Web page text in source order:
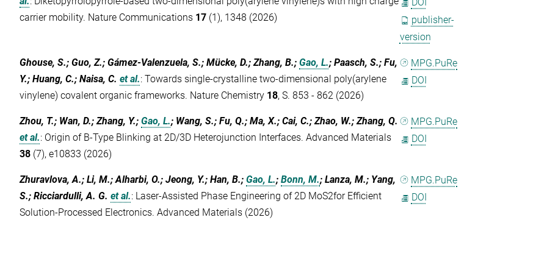
carrier mobility. Nature Communications 17 (1), 1348 (2026)
DOI
publisher-
version
Ghouse, S.; Guo, Z.; Gámez-Valenzuela, S.; Mücke, D.; Zhang, B.;Gao, L.; Paasch, S.; Fu,
Y.; Huang, C.; Naisa, C. et al.:Towards single-crystalline two-dimensional poly(arylene
vinylene) covalent organic frameworks. Nature Chemistry 18, S. 853 - 862 (2026)
MPG.PuRe
DOI
Zhou, T.; Wan, D.; Zhang, Y.;Gao, L.; Wang, S.; Fu, Q.; Ma, X.; Cai, C.; Zhao, W.; Zhang, Q.
et al.: Origin of B‐Type Blinking at 2D/3D Heterojunction Interfaces. Advanced Materials
38 (7), e10833 (2026)
MPG.PuRe
DOI
Zhuravlova, A.; Li, M.; Alharbi, O.; Jeong, Y.; Han, B.;Gao, L.;Bonn, M.; Lanza, M.; Yang,
S.; Ricciardulli, A. G. et al.: Laser‐Assisted Phase Engineering of 2D MoS2for Efficient
Solution‐Processed Electronics. Advanced Materials (2026)
MPG.PuRe
DOI